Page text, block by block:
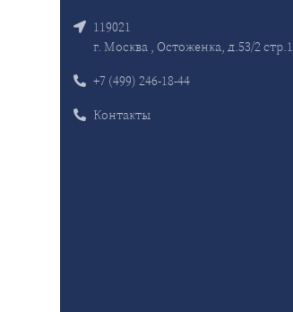
119021
г. Москва , Остоженка, д.53/2 стр.1
+7 (499) 246-18-44
Контакты